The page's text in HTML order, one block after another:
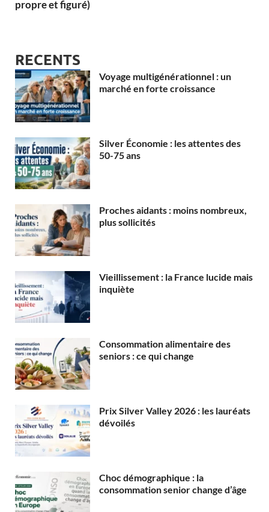
propre et figuré)
RECENTS
Voyage multigénérationnel : un
marché en forte croissance
Silver Économie : les attentes des
50-75 ans
Proches aidants : moins nombreux,
plus sollicités
Vieillissement : la France lucide mais
inquiète
Consommation alimentaire des
seniors : ce qui change
Prix Silver Valley 2026 : les lauréats
dévoilés
Choc démographique : la
consommation senior change d’âge